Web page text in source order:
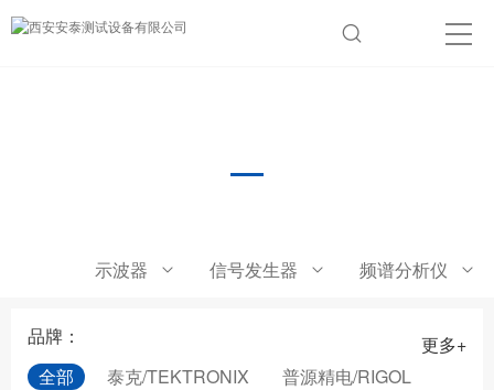
示波器 信号发生器 频谱分析仪
品牌：
全部
泰克/TEKTRONIX
普源精电/RIGOL
更多+